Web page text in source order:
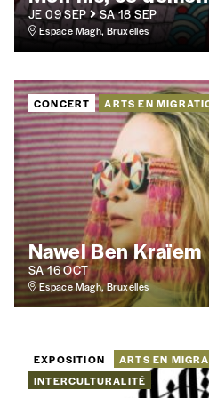
Format numérique
Je commande
Édition papier
uniquement)
Quantité
AJOUTER
Édition numérique
JE 09 SEP SA 18 SEP
Espace Magh, Bruxelles
CONCERT ARTS EN
Nawel Ben Kraïem
SA 16 OCT
Espace Magh, Bruxelles
EXPOSITION
ARTS EN
INTERCULTURALITÉ